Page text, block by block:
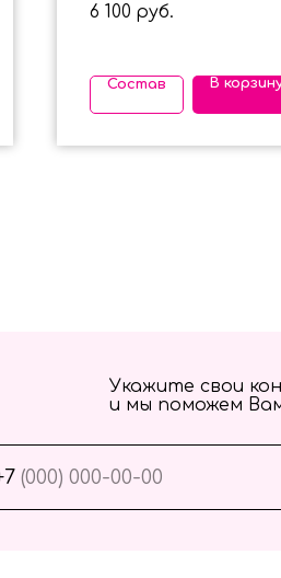
6 100 руб.
Состав В
Укажите свои
и мы поможем